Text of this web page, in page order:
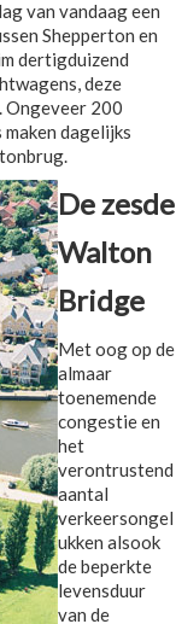
van vandaag een
Shepperton en
dertigduizend
deze
Ongeveer 200
dagelijks
De zesde
Walton
Bridge
Met oog op de
almaar
toenemende
congestie en
het
verontrustend
aantal
verkeersongel
ukken alsook
de beperkte
levensduur
van de